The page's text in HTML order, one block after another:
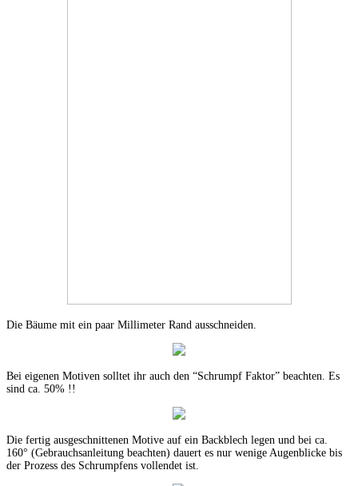
Die Bäume mit ein paar Millimeter Rand ausschneiden.
Bei eigenen Motiven solltet ihr auch den “Schrumpf Faktor” beachten. Es
sind ca. 50% !!
Die fertig ausgeschnittenen Motive auf ein Backblech legen und bei ca.
160° (Gebrauchsanleitung beachten) dauert es nur wenige Augenblicke bis
der Prozess des Schrumpfens vollendet ist.